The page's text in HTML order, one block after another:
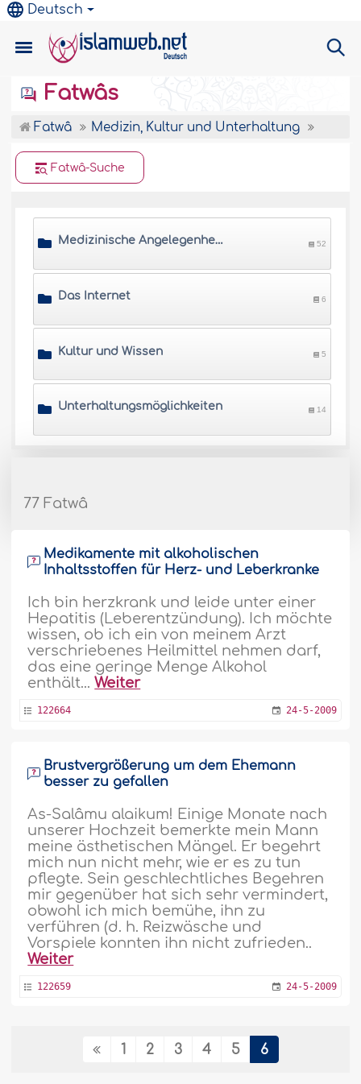
Deutsch
Fatwâs
Fatwâ Medizin, Kultur und Unterhaltung
Fatwâ-Suche
Medizinische Angelegenheiten 52
Das Internet 6
Kultur und Wissen 5
Unterhaltungsmöglichkeiten 14
77 Fatwâ
Medikamente mit alkoholischen
Inhaltsstoffen für Herz- und Leberkranke
Ich bin herzkrank und leide unter einer
Hepatitis (Leberentzündung). Ich möchte
wissen, ob ich ein von meinem Arzt
verschriebenes Heilmittel nehmen darf,
das eine geringe Menge Alkohol
enthält...Weiter
122664 24-5-2009
Brustvergrößerung um dem Ehemann
besser zu gefallen
As-Salâmu alaikum! Einige Monate nach
unserer Hochzeit bemerkte mein Mann
meine ästhetischen Mängel. Er begehrt
mich nun nicht mehr, wie er es zu tun
pflegte. Sein geschlechtliches Begehren
mir gegenüber hat sich sehr vermindert,
obwohl ich mich bemühe, ihn zu
verführen (d. h. Reizwäsche und
Vorspiele konnten ihn nicht zufrieden..
Weiter
122659 24-5-2009
1 2 3 4 5 6